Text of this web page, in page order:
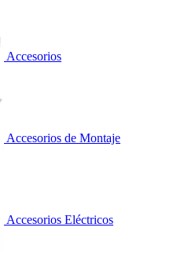
Accesorios
Accesorios de Montaje
Accesorios Eléctricos